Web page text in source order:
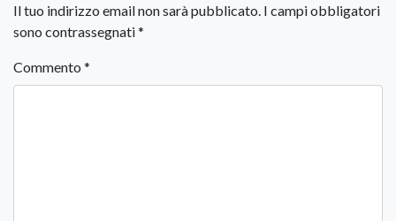
Il tuo indirizzo email non sarà pubblicato. I campi obbligatori
sono contrassegnati*
Commento *